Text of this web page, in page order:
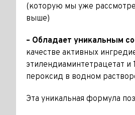
(которую мы уже
выше)
– Обладает уникальным
качестве активных
этилендиаминтетрацетат и
пероксид в водном
Эта уникальная формула